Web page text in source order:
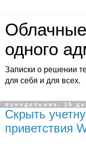
одного
Записки о решении
для себя и для всех.
понедельник, 15
Скрыть
приветствия